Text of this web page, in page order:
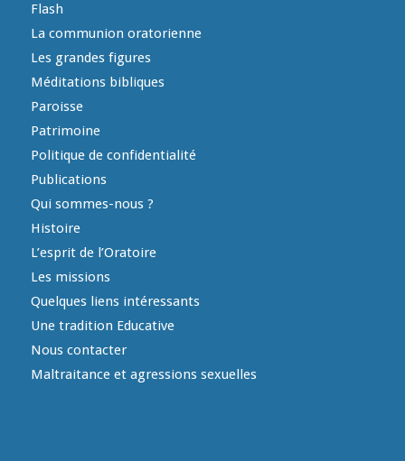
Flash
La communion oratorienne
Les grandes figures
Méditations bibliques
Paroisse
Patrimoine
Politique de confidentialité
Publications
Qui sommes-nous ?
Histoire
L’esprit de l’Oratoire
Les missions
Quelques liens intéressants
Une tradition Educative
Nous contacter
Maltraitance et agressions sexuelles